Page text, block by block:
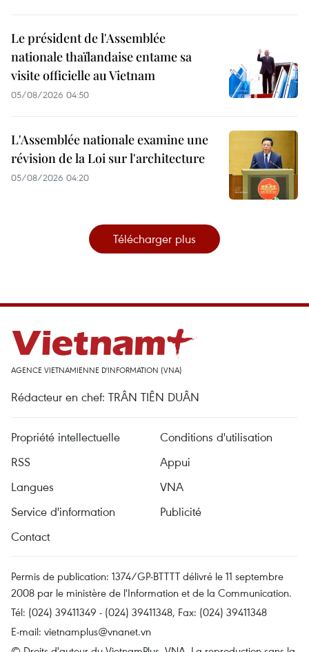
Le président de l'Assemblée
nationale thaïlandaise entame sa
visite officielle au Vietnam
05/08/2026 04:50
L'Assemblée nationale examine une
révision de la Loi sur l'architecture
05/08/2026 04:20
Télécharger plus
AGENCE VIETNAMIENNE D'INFORMATION (VNA)
Rédacteur en chef: TRÂN TIÊN DUÂN
Propriété intellectuelle
Conditions d'utilisation
RSS
Appui
Langues
VNA
Service d'information
Publicité
Contact
Permis de publication: 1374/GP-BTTTT délivré le 11 septembre
2008 par le ministère de l'Information et de la Communication.
Tél: (024) 39411349 - (024) 39411348, Fax: (024) 39411348
E-mail: vietnamplus@vnanet.vn